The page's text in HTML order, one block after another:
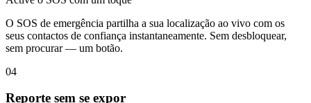
O SOS de emergência partilha a sua localização ao vivo com os
seus contactos de confiança instantaneamente. Sem desbloquear,
sem procurar — um botão.
04
Reporte sem se expor